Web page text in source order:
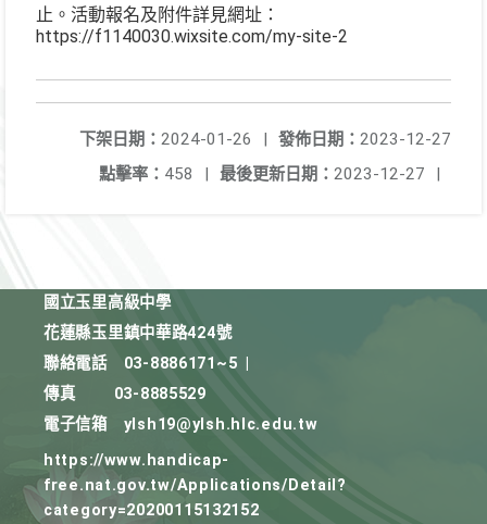
止。活動報名及附件詳見網址：
https://f1140030.wixsite.com/my-site-2
發佈日期： 2023-12-27
下架日期： 2024-01-26
|
最後更新日期： 2023-12-27 |
點擊率： 458 |
國立玉里高級中學
花蓮縣玉里鎮中華路424號
聯絡電話
03-8886171~5
傳真
03-8885529
電子信箱
ylsh19@ylsh.hlc.edu.tw
https://www.handicap-
free.nat.gov.tw/Applications/Detail?
category=20200115132152